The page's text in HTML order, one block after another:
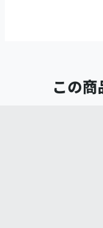
この